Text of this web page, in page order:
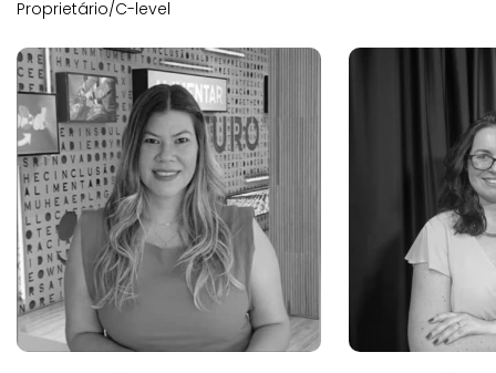
Proprietário/C-level